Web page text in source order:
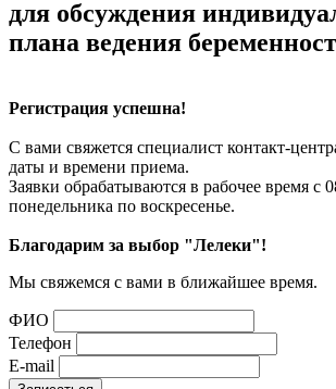
для обсуждения
плана ведения
Регистрация успешна!
С вами свяжется специалист контакт-
даты и времени приема.
Заявки обрабатываются в рабочее время с
понедельника по воскресенье.
Благодарим за выбор "Лелеки"!
Мы свяжемся с вами в ближайшее время.
ФИО
Телефон
E-mail